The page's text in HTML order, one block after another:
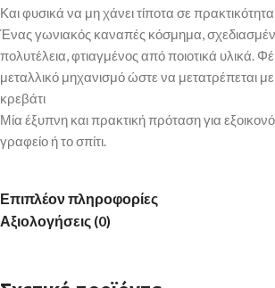
Και φυσικά να μη χάνει τίποτα σε πρακτικότητα
Ένας γωνιακός καναπές κόσμημα,
πολυτέλεια, φτιαγμένος από ποιοτικά υλικά.
μεταλλικό μηχανισμό ώστε να μετατρέπεται
κρεβάτι
Μία έξυπνη και πρακτική πρόταση για
γραφείο ή το σπίτι.
Επιπλέον πληροφορίες
Αξιολογήσεις (0)